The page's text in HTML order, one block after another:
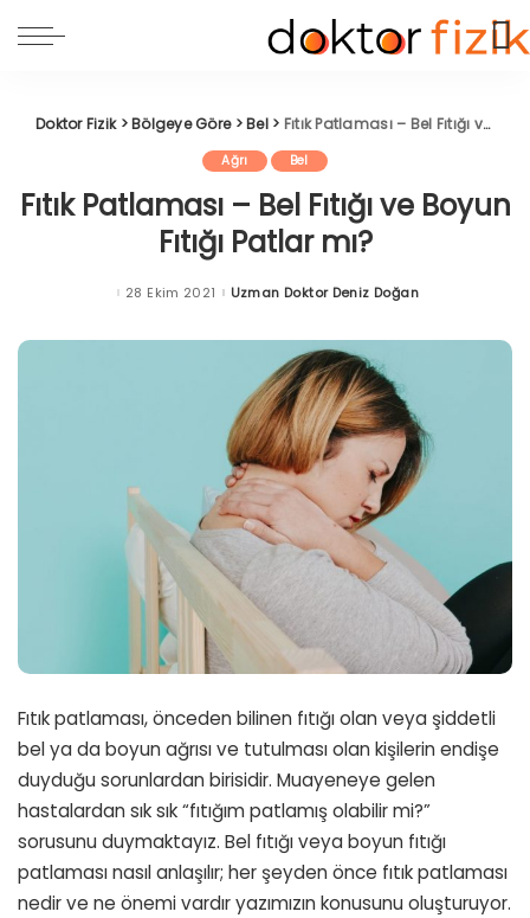
Doktor Fizik>Bölgeye Göre>Bel> Fıtık Patlaması – Bel Fıtığı ve Boyun Fıtığı Patlar mı?
Ağrı Bel
Fıtık Patlaması – Bel Fıtığı ve Boyun
Fıtığı Patlar mı?
28 Ekim 2021 Posted
Uzman Doktor Deniz Doğan
Fıtık patlaması, önceden bilinen fıtığı olan veya şiddetli
bel ya da boyun ağrısı ve tutulması olan kişilerin endişe
duyduğu sorunlardan birisidir. Muayeneye gelen
hastalardan sık sık “fıtığım patlamış olabilir mi?”
sorusunu duymaktayız. Bel fıtığı veya boyun fıtığı
patlaması nasıl anlaşılır; her şeyden önce fıtık patlaması
nedir ve ne önemi vardır yazımızın konusunu oluşturuyor.